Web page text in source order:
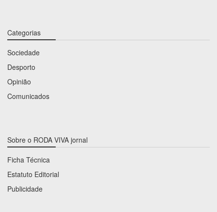
Categorias
Sociedade
Desporto
Opinião
Comunicados
Sobre o RODA VIVA jornal
Ficha Técnica
Estatuto Editorial
Publicidade